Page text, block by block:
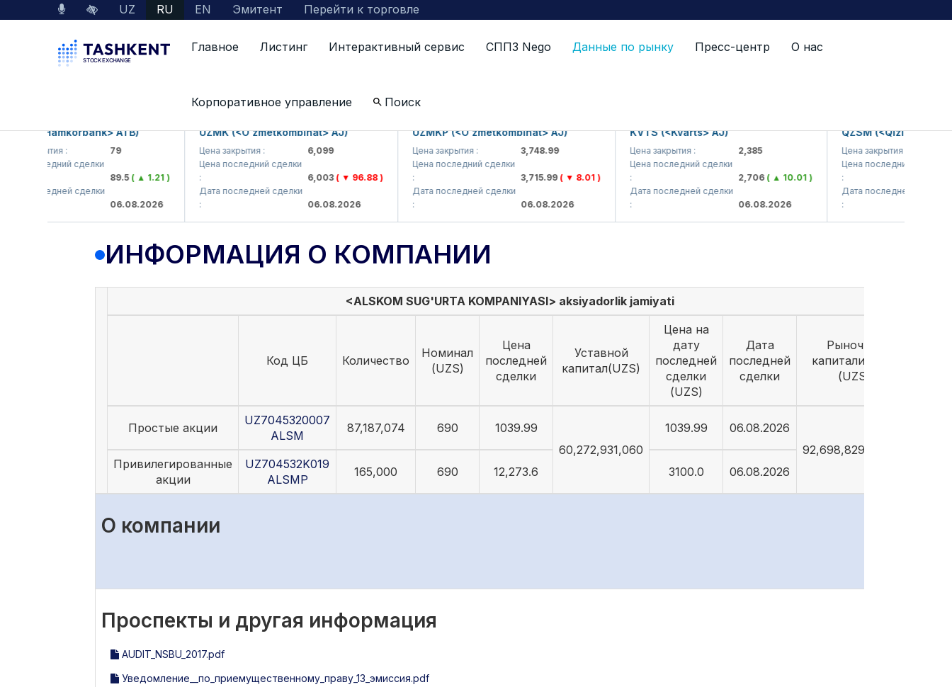
UZ RU EN Эмитент Перейти к торговле
Главное Листинг Интерактивный сервис СППЗ Nego Данные по рынку Пресс-центр О нас
Корпоративное управление Поиск
Информация о компании
(<Hamkorbank> ATB)
закрытия :
последний сделки
89.5( ▲ 1.21 )
последней сделки
06.08.2026
UZMK (<O'zmetkombinat> AJ)
Цена закрытия :
6,099
Цена последний сделки
6,003( ▼ 96.88 )
Дата последней сделки
06.08.2026
UZMKP (<O'zmetkombinat> AJ)
Цена закрытия :
3,748.99
Цена последний сделки
3,715.99( ▼ 8.01 )
Дата последней сделки
06.08.2026
KVTS (<Kvarts> AJ)
Цена закрытия :
2,385
Цена последний сделки
2,706( ▲ 10.01 )
Дата последней сделки
06.08.2026
QZSM
Цена закрытия :
Цена последний сделки
Дата последней сделки
ИНФОРМАЦИЯ О КОМПАНИИ
<ALSKOM SUG'URTA KOMPANIYASI> aksiyadorlik jamiyati
Код ЦБ Количество
Номинал
(UZS)
Цена
последней
сделки
Уставной
капитал(UZS)
Цена на
дату
последней
сделки
(UZS)
Дата
последней
сделки
Рыночная
капитализация
(UZS)
Простые акции
UZ7045320007
ALSM
87,187,074 690
1039.99
60,272,931,060
1039.99
06.08.2026
92,698,829,089.26
Привилегированные
акции
UZ704532K019
ALSMP
165,000 690 12,273.6 3100.0 06.08.2026
О компании
Проспекты и другая информация
AUDIT_NSBU_2017.pdf
Уведомление__по_приемущественному_праву_13_эмиссия.pdf